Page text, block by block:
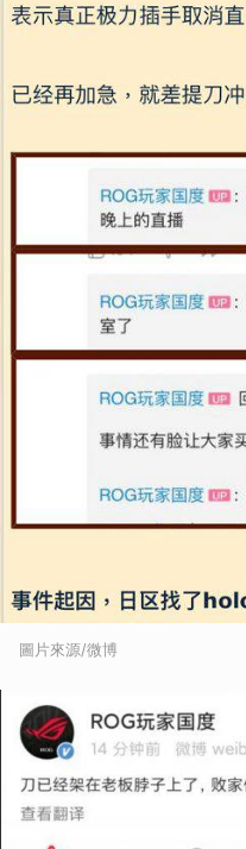
圖片來源/微博